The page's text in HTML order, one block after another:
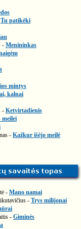
Tu patikėki
- Menininkas
mintys
kalnai
- Ketvirtadienis
meilei
- Kažkur išėjo meilė
- Mano namai
- Trys milijonai
- Giminės